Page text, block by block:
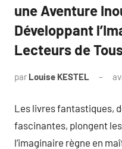
une Aventure
Développant
Lecteurs de
par Louise KESTEL
Les livres fantastiques,
fascinantes, plongent
l’imaginaire règne en